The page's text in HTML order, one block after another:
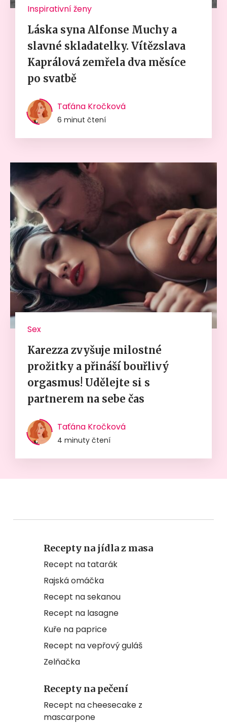
Inspirativní ženy
Láska syna Alfonse Muchy a
slavné skladatelky. Vítězslava
Kaprálová zemřela dva měsíce
po svatbě
Taťána Kročková
6 minut čtení
Sex
Karezza zvyšuje milostné
prožitky a přináší bouřlivý
orgasmus! Udělejte si s
partnerem na sebe čas
Taťána Kročková
4 minuty čtení
Recepty na jídla z masa
Recept na tatarák
Rajská omáčka
Recept na sekanou
Recept na lasagne
Kuře na paprice
Recept na vepřový guláš
Zelňačka
Recepty na pečení
Recept na cheesecake z
mascarpone